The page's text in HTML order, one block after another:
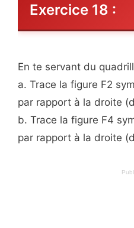
Exercice 18 :
En te servant du
a. Trace la figure F2
par rapport à la droite
b. Trace la figure F4
par rapport à la droite